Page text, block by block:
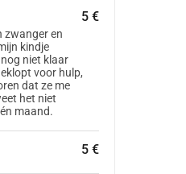
5 €
zwanger en
kindje
niet klaar
voor hulp,
dat ze me
het niet
maand.
5 €